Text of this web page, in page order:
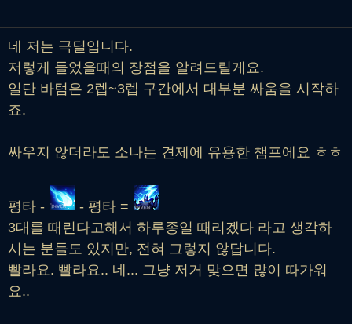
네 저는 극딜입니다.
저렇게 들었을때의 장점을 알려드릴게요.
일단 바텀은 2렙~3렙 구간에서 대부분 싸움을 시작하
죠.
싸우지 않더라도 소나는 견제에 유용한 챔프에요 ㅎㅎ
평타 -
- 평타 =
3대를 때린다고해서 하루종일 때리겠다 라고 생각하
시는 분들도 있지만, 전혀 그렇지 않답니다.
빨라요. 빨라요.. 네... 그냥 저거 맞으면 많이 따가워
요..